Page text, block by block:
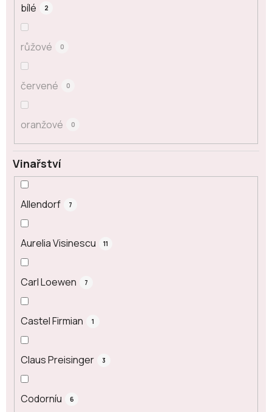
bílé 2
růžové 0
červené 0
oranžové 0
Vinařství
Allendorf 7
Aurelia Visinescu 11
Carl Loewen 7
Castel Firmian 1
Claus Preisinger 3
Codorníu 6